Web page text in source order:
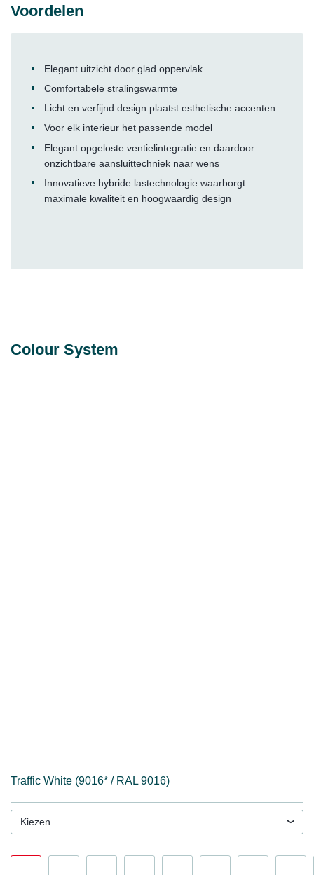
Voordelen
Elegant uitzicht door glad oppervlak
Comfortabele stralingswarmte
Licht en verfijnd design plaatst esthetische accenten
Voor elk interieur het passende model
Elegant opgeloste ventielintegratie en daardoor
onzichtbare aansluittechniek naar wens
Innovatieve hybride lastechnologie waarborgt
maximale kwaliteit en hoogwaardig design
Colour System
Traffic White (9016* / RAL 9016)
Kiezen